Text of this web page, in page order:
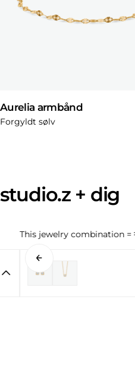
Aurelia armbånd
Forgyldt sølv
studio.z + dig
This jewelry combination =